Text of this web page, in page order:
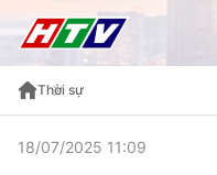
Thời sự
18/07/2025 11:09